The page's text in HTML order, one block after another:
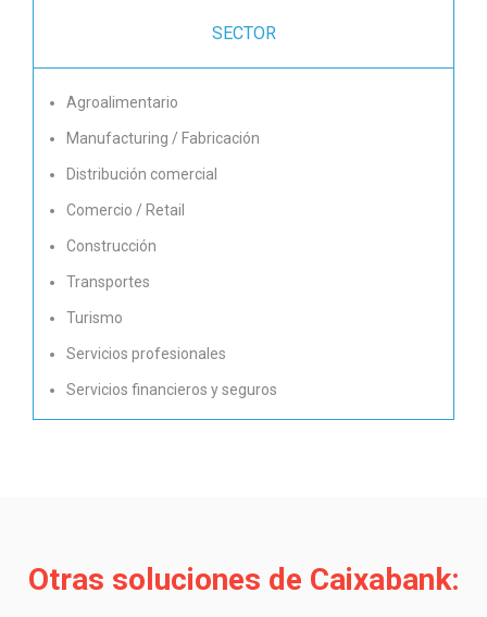
SECTOR
Agroalimentario
Manufacturing / Fabricación
Distribución comercial
Comercio / Retail
Construcción
Transportes
Turismo
Servicios profesionales
Servicios financieros y seguros
Otras soluciones de Caixabank: